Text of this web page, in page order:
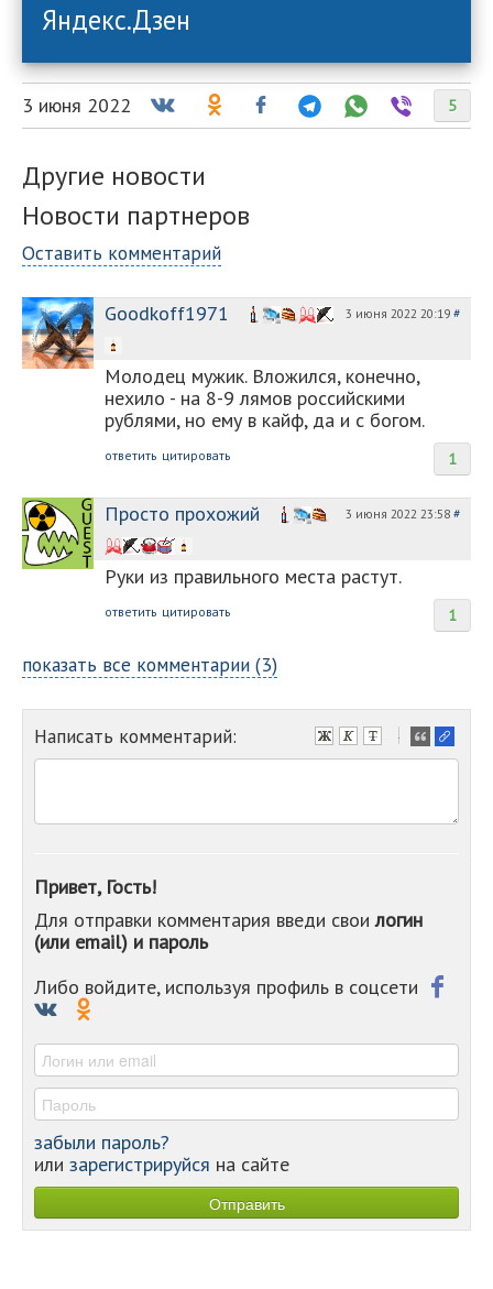
Яндекс.Дзен
5
3 июня 2022
Другие новости
Новости партнеров
Оставить комментарий
Goodkoff1971 3 июня 2022 20:19 #
Молодец мужик. Вложился, конечно,
нехило - на 8-9 лямов российскими
рублями, но ему в кайф, да и с богом.
1
ответить цитировать
Просто прохожий 3 июня 2022 23:58 #
Руки из правильного места растут.
1
ответить цитировать
показать все комментарии (3)
Написать комментарий:
-
-
-
-
-
Привет, Гость!
Для отправки комментария введи своилогин
(или email) и пароль
Либо войдите, используя профиль в соцсети
забыли пароль?
или зарегистрируйся на сайте